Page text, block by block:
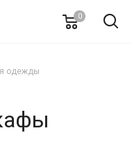
0
одежды